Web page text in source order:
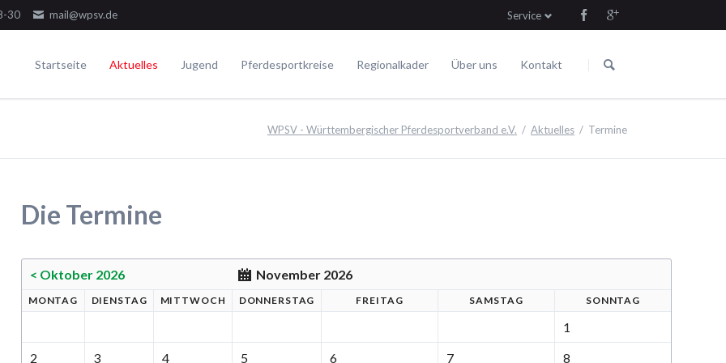
30 mail@wpsv.de
Service
überspringen
Startseite Aktuelles
WPSV-Allroundreiter-Cup
WPSV-Schulpferdecup
Jugend Pferdesportkreise Regionalkader Über uns Kontakt
WPSV - Württembergischer Pferdesportverband e.V. Aktuelles Termine
Die Termine
< Oktober 2026 November 2026
MONTAG DI ENSTAG MI TTWOCH DONNERSTAG FR EITAG SA MSTAG SONNTAG
1
2
3 4 5 6 7
8